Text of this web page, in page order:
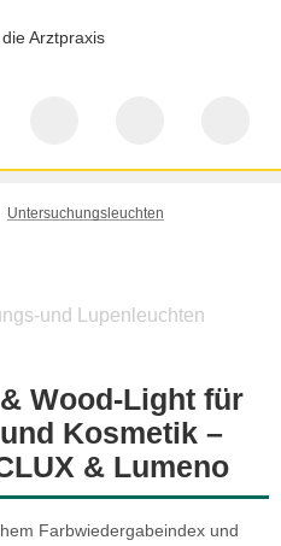
Untersuchungsleuchten
und Lupenleuchten
Wood-Light für
Kosmetik –
& Lumeno
Farbwiedergabeindex und